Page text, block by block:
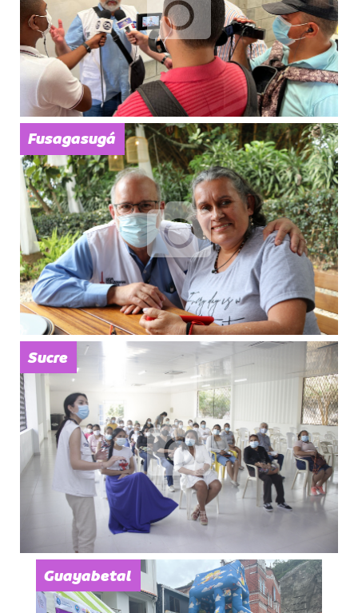
Fusagasugá
Sucre
Guayabetal